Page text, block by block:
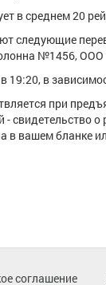
в среднем 20
следующие
№1456,
в
при
-
в вашем бланке
соглашение